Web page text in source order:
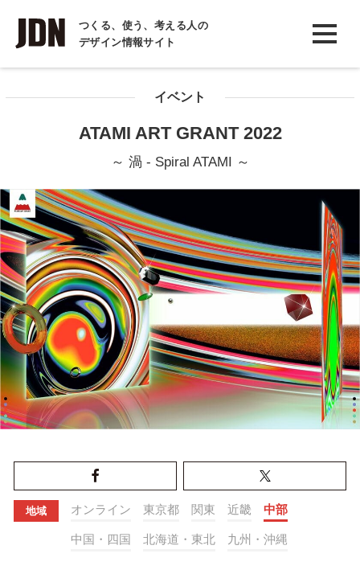
つくる、使う、考える人の
デザイン情報サイト
INTERVIEW
インタビュー
イベント
ATAMI ART GRANT 2022
～ 渦 - Spiral ATAMI ～
地域 オンライン 東京都 関東 近畿 中部
中国・四国 北海道・東北 九州・沖縄